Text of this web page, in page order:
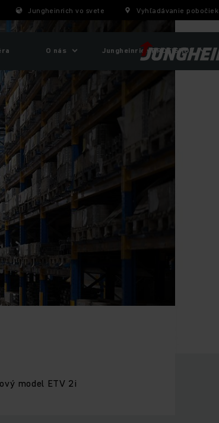
Jungheinrich vo svete Vyhľadávanie pobočiek
O nás Jungheinrich PROFISHOP
model ETV 2i